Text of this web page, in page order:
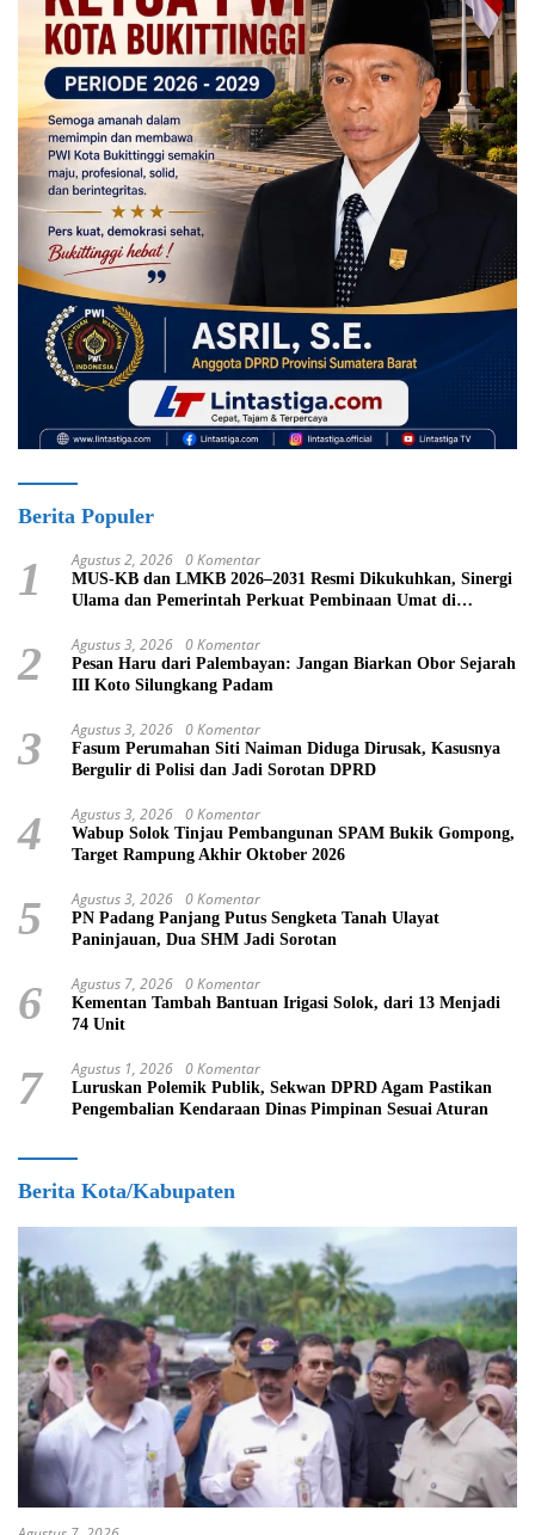
Berita Populer
1 Agustus 2, 2026 0 Komentar
MUS-KB dan LMKB 2026–2031 Resmi Dikukuhkan, Sinergi
Ulama dan Pemerintah Perkuat Pembinaan Umat di
2 Agustus 3, 2026 0 Komentar
Pesan Haru dari Palembayan: Jangan Biarkan Obor Sejarah
III Koto Silungkang Padam
3 Agustus 3, 2026 0 Komentar
Fasum Perumahan Siti Naiman Diduga Dirusak, Kasusnya
Bergulir di Polisi dan Jadi Sorotan DPRD
4 Agustus 3, 2026 0 Komentar
Wabup Solok Tinjau Pembangunan SPAM Bukik Gompong,
Target Rampung Akhir Oktober 2026
5 Agustus 3, 2026 0 Komentar
PN Padang Panjang Putus Sengketa Tanah Ulayat
Paninjauan, Dua SHM Jadi Sorotan
6 Agustus 7, 2026 0 Komentar
Kementan Tambah Bantuan Irigasi Solok, dari 13 Menjadi
74 Unit
7 Agustus 1, 2026 0 Komentar
Luruskan Polemik Publik, Sekwan DPRD Agam Pastikan
Pengembalian Kendaraan Dinas Pimpinan Sesuai Aturan
Berita Kota/Kabupaten